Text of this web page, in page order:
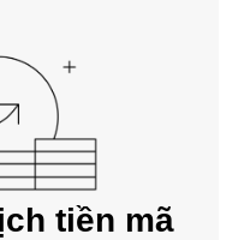
tiền mã